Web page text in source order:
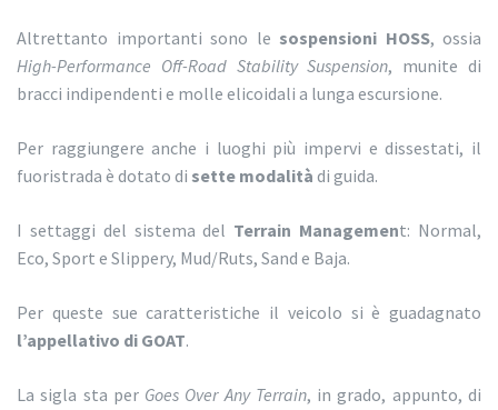
Altrettanto importanti sono le sospensioni HOSS, ossia
High-Performance Off-Road Stability Suspension, munite di
bracci indipendenti e molle elicoidali a lunga escursione.
Per raggiungere anche i luoghi più impervi e dissestati, il
fuoristrada è dotato di sette modalità di guida.
I settaggi del sistema del Terrain Management: Normal,
Eco, Sport e Slippery, Mud/Ruts, Sand e Baja.
Per queste sue caratteristiche il veicolo si è guadagnato
l’appellativo di GOAT.
La sigla sta per Goes Over Any Terrain, in grado, appunto, di